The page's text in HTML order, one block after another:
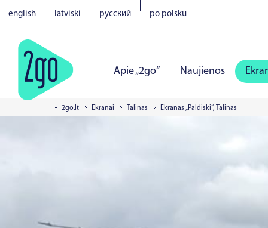
english latviski русский po polsku
Apie „2go“ Naujienos
Vilnius Kaunas Klaipėda
2go.lt Ekranai Talinas Ekranas „Paldiski“, Talinas